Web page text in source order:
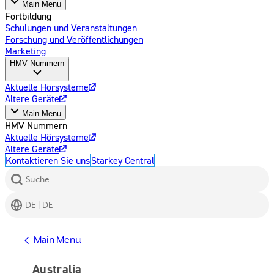
Main Menu
Fortbildung
Schulungen und Veranstaltungen
Forschung und Veröffentlichungen
Marketing
HMV Nummern
Aktuelle Hörsysteme
Ältere Geräte
Main Menu
HMV Nummern
Aktuelle Hörsysteme
Ältere Geräte
Kontaktieren Sie unsStarkey Central
Suche
DE | DE
Main Menu
Australia
Hilfe Center
Kontaktieren Sie uns